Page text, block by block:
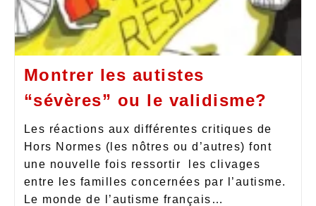
Montrer les autistes
“sévères” ou le validisme?
Les réactions aux différentes critiques de
Hors Normes (les nôtres ou d’autres) font
une nouvelle fois ressortir les clivages
entre les familles concernées par l’autisme.
Le monde de l’autisme français…